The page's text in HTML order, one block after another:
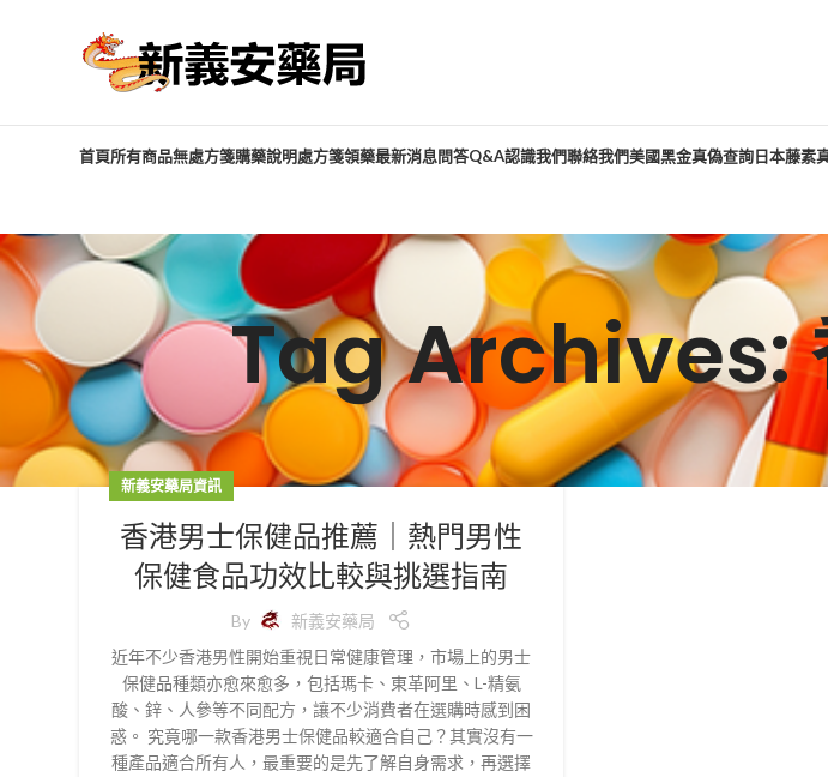
首頁所有商品無處方箋購藥說明處方箋領藥最新消息問答Q&A認識我們聯絡我們美國黑金真偽查詢日本藤素
Tag Archives:
新義安藥局資訊
香港男士保健品推薦｜熱門男性
保健食品功效比較與挑選指南
By
新義安藥局
近年不少香港男性開始重視日常健康管理，市場上的男士
保健品種類亦愈來愈多，包括瑪卡、東革阿里、L-精氨
酸、鋅、人參等不同配方，讓不少消費者在選購時感到困
惑。 究竟哪一款香港男士保健品較適合自己？其實沒有一
種產品適合所有人，最重要的是先了解自身需求，再選擇